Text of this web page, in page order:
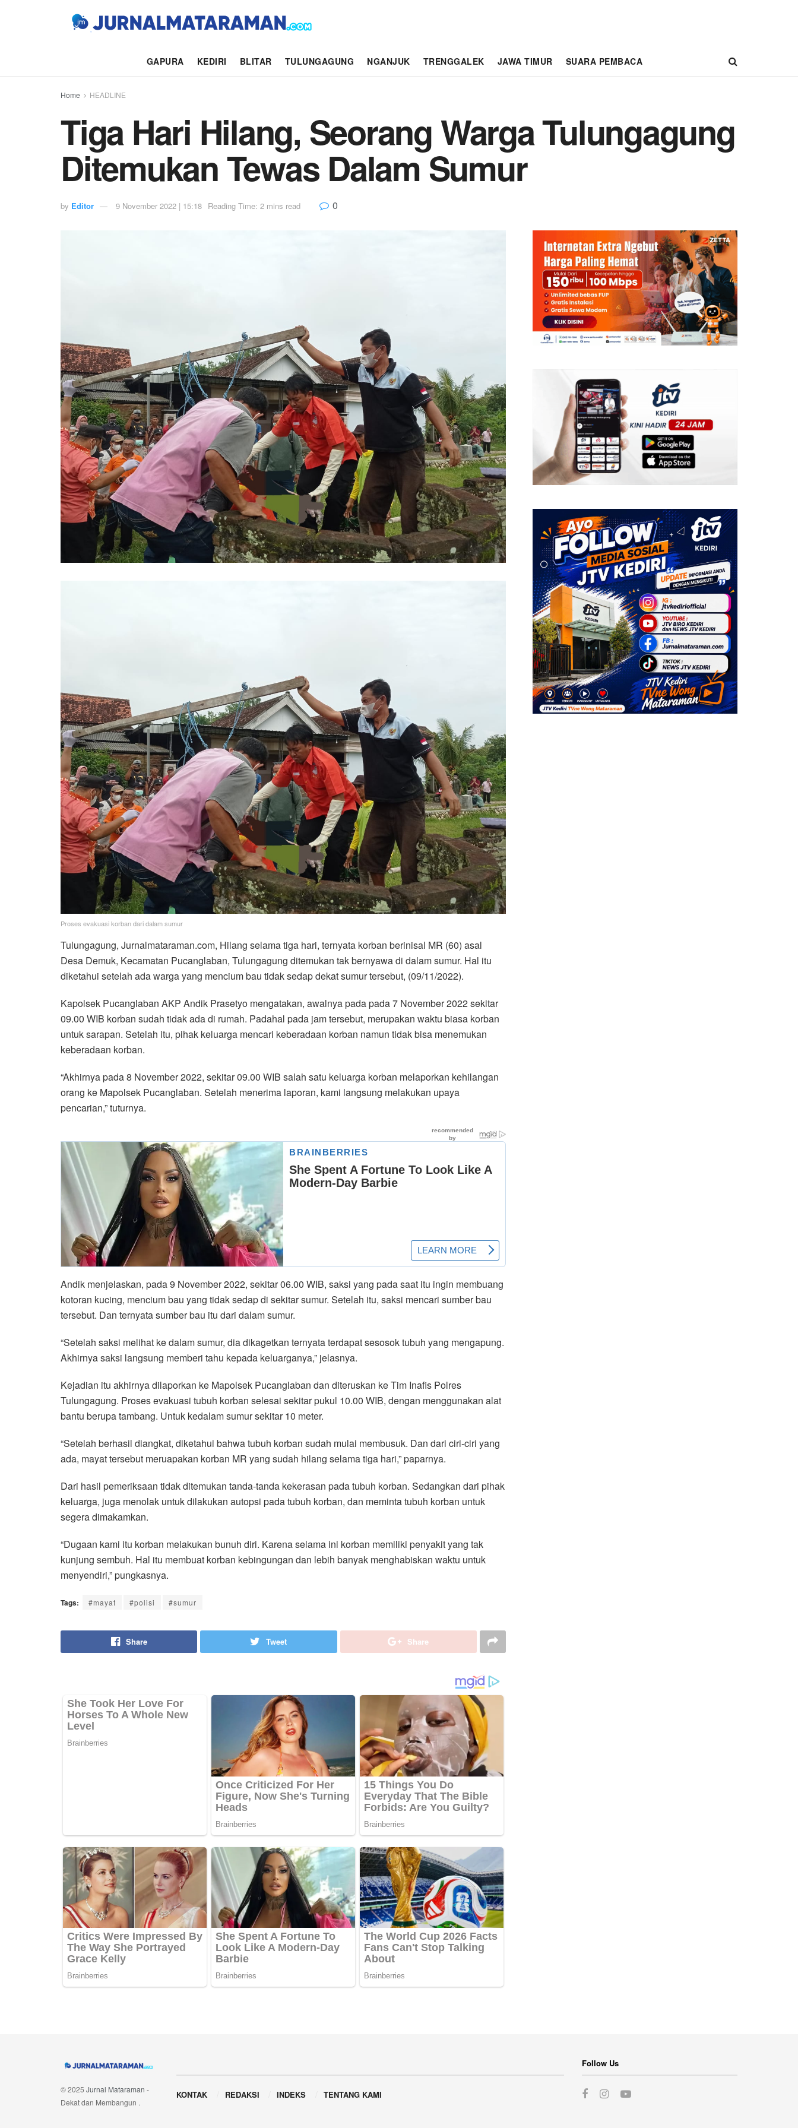
GAPURA KEDIRI BLITAR TULUNGAGUNG NGANJUK TRENGGALEK JAWA TIMUR SUARA PEMBACA
Home HEADLINE
Tiga Hari Hilang, Seorang Warga Tulungagung
Ditemukan Tewas Dalam Sumur
by Editor 9 November 2022 | 15:18 Reading Time: 2 mins read 0
Proses evakuasi korban dari dalam sumur
Tulungagung, Jurnalmataraman.com, Hilang selama tiga hari, ternyata korban berinisal MR (60) asal
Desa Demuk, Kecamatan Pucanglaban, Tulungagung ditemukan tak bernyawa di dalam sumur. Hal itu
diketahui setelah ada warga yang mencium bau tidak sedap dekat sumur tersebut, (09/11/2022).
Kapolsek Pucanglaban AKP Andik Prasetyo mengatakan, awalnya pada pada 7 November 2022 sekitar
09.00 WIB korban sudah tidak ada di rumah. Padahal pada jam tersebut, merupakan waktu biasa korban
untuk sarapan. Setelah itu, pihak keluarga mencari keberadaan korban namun tidak bisa menemukan
keberadaan korban.
“Akhirnya pada 8 November 2022, sekitar 09.00 WIB salah satu keluarga korban melaporkan kehilangan
orang ke Mapolsek Pucanglaban. Setelah menerima laporan, kami langsung melakukan upaya
pencarian,” tuturnya.
Andik menjelaskan, pada 9 November 2022, sekitar 06.00 WIB, saksi yang pada saat itu ingin membuang
kotoran kucing, mencium bau yang tidak sedap di sekitar sumur. Setelah itu, saksi mencari sumber bau
tersebut. Dan ternyata sumber bau itu dari dalam sumur.
“Setelah saksi melihat ke dalam sumur, dia dikagetkan ternyata terdapat sesosok tubuh yang mengapung.
Akhirnya saksi langsung memberi tahu kepada keluarganya,” jelasnya.
Kejadian itu akhirnya dilaporkan ke Mapolsek Pucanglaban dan diteruskan ke Tim Inafis Polres
Tulungagung. Proses evakuasi tubuh korban selesai sekitar pukul 10.00 WIB, dengan menggunakan alat
bantu berupa tambang. Untuk kedalam sumur sekitar 10 meter.
“Setelah berhasil diangkat, diketahui bahwa tubuh korban sudah mulai membusuk. Dan dari ciri-ciri yang
ada, mayat tersebut meruapakan korban MR yang sudah hilang selama tiga hari,” paparnya.
Dari hasil pemeriksaan tidak ditemukan tanda-tanda kekerasan pada tubuh korban. Sedangkan dari pihak
keluarga, juga menolak untuk dilakukan autopsi pada tubuh korban, dan meminta tubuh korban untuk
segera dimakamkan.
“Dugaan kami itu korban melakukan bunuh diri. Karena selama ini korban memiliki penyakit yang tak
kunjung sembuh. Hal itu membuat korban kebingungan dan lebih banyak menghabiskan waktu untuk
menyendiri,” pungkasnya.
Tags: #mayat #polisi #sumur
Share Tweet Share
© 2025 Jurnal Mataraman -
Dekat dan Membangun .
KONTAK REDAKSI INDEKS TENTANG KAMI
Follow Us